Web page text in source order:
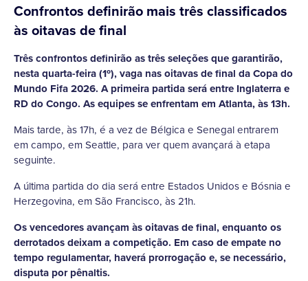
Confrontos definirão mais três classificados
às oitavas de final
Três confrontos definirão as três seleções que garantirão,
nesta quarta-feira (1º), vaga nas oitavas de final da Copa do
Mundo Fifa 2026. A primeira partida será entre Inglaterra e
RD do Congo. As equipes se enfrentam em Atlanta, às 13h.
Mais tarde, às 17h, é a vez de Bélgica e Senegal entrarem
em campo, em Seattle, para ver quem avançará à etapa
seguinte.
A última partida do dia será entre Estados Unidos e Bósnia e
Herzegovina, em São Francisco, às 21h.
Os vencedores avançam às oitavas de final, enquanto os
derrotados deixam a competição. Em caso de empate no
tempo regulamentar, haverá prorrogação e, se necessário,
disputa por pênaltis.